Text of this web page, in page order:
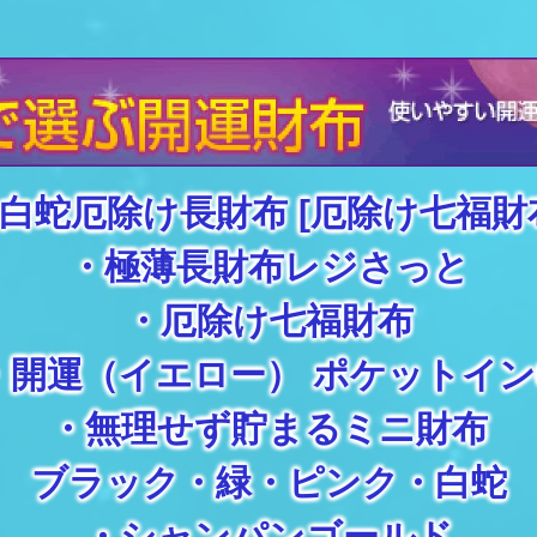
蛇厄除け長財布 [厄除け七福財
・極薄長財布レジさっと
・厄除け七福財布
開運（イエロー） ポケットイ
・無理せず貯まるミニ財布
ブラック ・緑・ ピンク ・白蛇